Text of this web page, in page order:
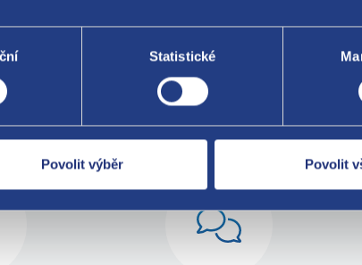
Statistické
Povolit výběr Povolit
Za kvalitu ručíme!